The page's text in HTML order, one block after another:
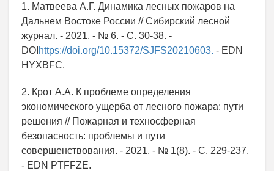
1. Матвеева А.Г. Динамика лесных пожаров на
Дальнем Востоке России // Сибирский лесной
журнал. - 2021. - № 6. - С. 30-38. -
DOI https://doi.org/10.15372/SJFS20210603. - EDN
HYXBFC.
2. Крот А.А. К проблеме определения
экономического ущерба от лесного пожара: пути
решения // Пожарная и техносферная
безопасность: проблемы и пути
совершенствования. - 2021. - № 1(8). - С. 229-237.
- EDN PTFFZE.